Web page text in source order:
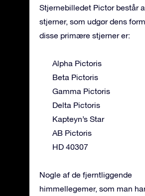
Stjernebilledet Pictor består
stjerner, som udgør dens
disse primære stjerner er:
Alpha Pictoris
Beta Pictoris
Gamma Pictoris
Delta Pictoris
Kapteyn’s Star
AB Pictoris
HD 40307
Nogle af de fjerntliggende
himmellegemer, som man